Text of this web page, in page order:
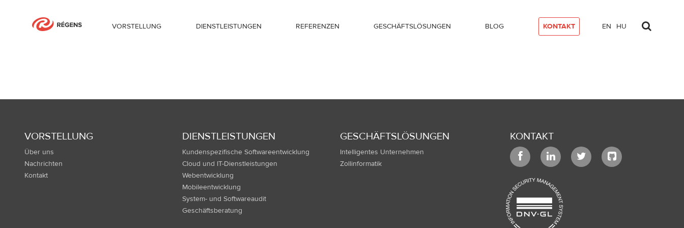
VORSTELLUNG DIENSTLEISTUNGEN REFERENZEN GESCHÄFTSLÖSUNGEN BLOG KONTAKT EN HU
VORSTELLUNG
Über uns
Nachrichten
Kontakt
DIENSTLEISTUNGEN
Kundenspezifische Softwareentwicklung
Cloud und IT-Dienstleistungen
Webentwicklung
Mobileentwicklung
System- und Softwareaudit
Geschäftsberatung
GESCHÄFTSLÖSUNGEN
Intelligentes Unternehmen
Zollinformatik
KONTAKT